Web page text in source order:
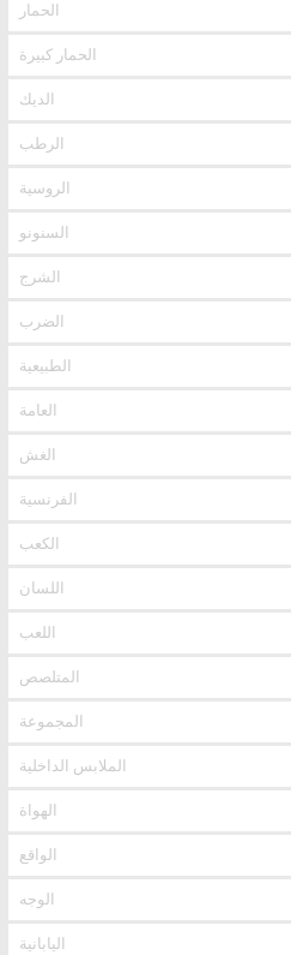
الحمار
الحمار كبيرة
الديك
الرطب
الروسية
السنونو
الشرج
الضرب
الطبيعية
العامة
الغش
الفرنسية
الكعب
اللسان
اللعب
المتلصص
المجموعة
الملابس الداخلية
الهواة
الواقع
الوجه
اليابانية